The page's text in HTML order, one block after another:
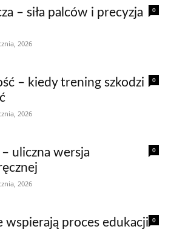
0
– siła palców i precyzja
2026
0
– kiedy trening szkodzi
2026
0
uliczna wersja
2026
0
wspierają proces edukacji